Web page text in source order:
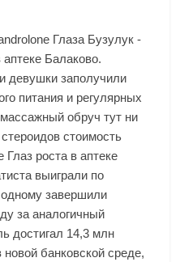
Глаза Бузулук -
Балаково.
девушки заполучили
питания и регулярных
обруч тут ни
стоимость
Глаз роста в аптеке
выиграли по
завершили
за аналогичный
достигал 14,3 млн
банковской среде,